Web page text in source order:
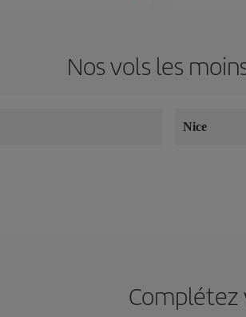
Nos vols les
Nice
Complétez